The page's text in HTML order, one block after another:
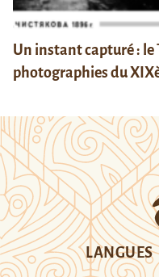
Un instant capturé :
photographies du
LANGUES